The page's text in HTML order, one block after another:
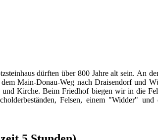
dürften über 800 Jahre alt sein. An
Main-Donau-Weg nach Draisendorf und
Kirche. Beim Friedhof biegen wir in die
Felsen, einem "Widder"